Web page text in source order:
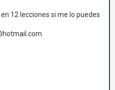
12 lecciones si me lo puedes